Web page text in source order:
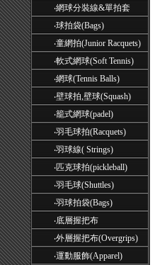
‧網球分裝線&單拍套
‧球拍袋(Bags)
‧童網拍(Junior Racquets)
‧軟式網球(Soft Tennis)
‧網球(Tennis Balls)
‧壁球拍,壁球(Squash)
‧籠式網球(padel)
‧羽毛球拍(Racquets)
‧羽球線( Strings)
‧匹克球拍(pickleball)
‧羽毛球(Shuttles)
‧羽球拍袋(Bags)
‧底層握把布
‧外層握把布(Overgrips)
‧運動服飾(Apparel)